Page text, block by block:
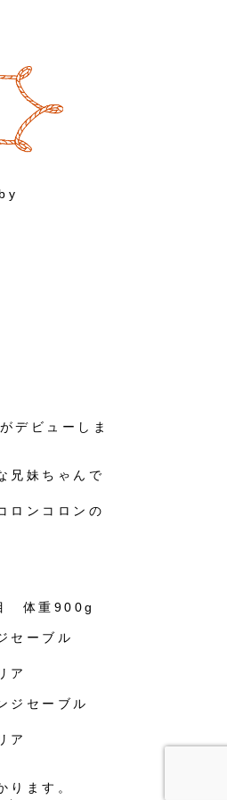
デビューしま
兄妹ちゃんで
ロンコロンの
体重900g
セーブル
ア
ジセーブル
ア
ります。